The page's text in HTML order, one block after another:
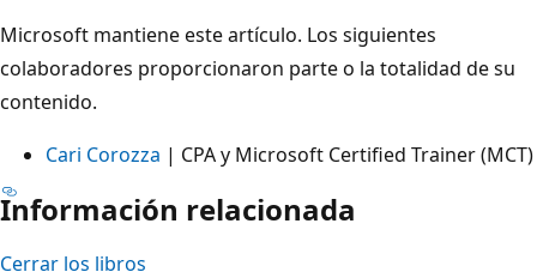
Microsoft mantiene este artículo. Los siguientes
colaboradores proporcionaron parte o la totalidad de su
contenido.
Cari Corozza | CPA y Microsoft Certified Trainer (MCT)
Información relacionada
Cerrar los libros